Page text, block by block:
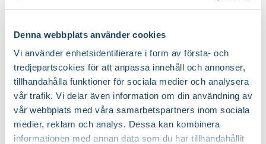
Denna webbplats använder cookies
Vi använder enhetsidentifierare i form av första- och
tredjepartscokies för att anpassa innehåll och annonser,
tillhandahålla funktioner för sociala medier och analysera
vår trafik. Vi delar även information om din användning av
vår webbplats med våra samarbetspartners inom sociala
medier, reklam och analys. Dessa kan kombinera
informationen med annan data som du har tillhandahållit
Jordprodukter: Planteringsjord
Beskärningssätt: Gallra ut äldre grenar på olika höjder
Beskärningstid: På vårvintern